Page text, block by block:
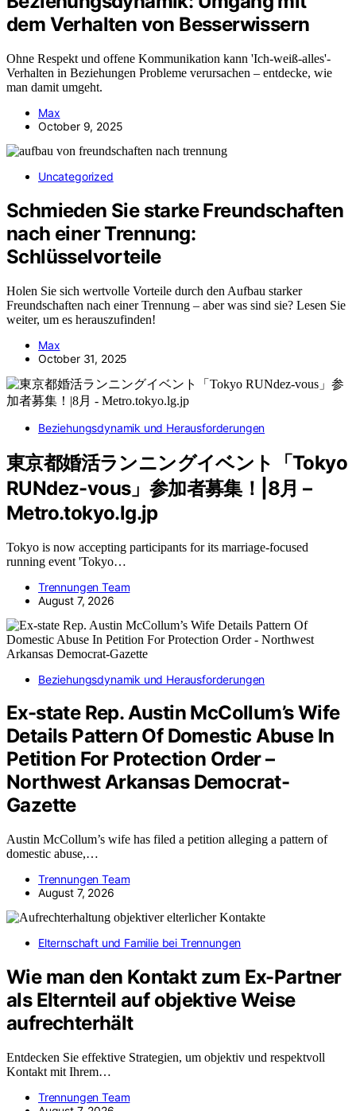
dem Verhalten von Besserwissern
Ohne Respekt und offene Kommunikation kann 'Ich-weiß-alles'-
Verhalten in Beziehungen Probleme verursachen – entdecke, wie
man damit umgeht.
Max
October 9, 2025
Uncategorized
Schmieden Sie starke Freundschaften
nach einer Trennung:
Schlüsselvorteile
Holen Sie sich wertvolle Vorteile durch den Aufbau starker
Freundschaften nach einer Trennung – aber was sind sie? Lesen Sie
weiter, um es herauszufinden!
Max
October 31, 2025
Beziehungsdynamik und Herausforderungen
東京都婚活ランニングイベント「Tokyo
RUNdez-vous」参加者募集！|8月 –
Metro.tokyo.lg.jp
Tokyo is now accepting participants for its marriage-focused
running event 'Tokyo…
Trennungen Team
August 7, 2026
Beziehungsdynamik und Herausforderungen
Ex-state Rep. Austin McCollum’s Wife
Details Pattern Of Domestic Abuse In
Petition For Protection Order –
Northwest Arkansas Democrat-
Gazette
Austin McCollum’s wife has filed a petition alleging a pattern of
domestic abuse,…
Trennungen Team
August 7, 2026
Elternschaft und Familie bei Trennungen
Wie man den Kontakt zum Ex-Partner
als Elternteil auf objektive Weise
aufrechterhält
Entdecken Sie effektive Strategien, um objektiv und respektvoll
Kontakt mit Ihrem…
Trennungen Team